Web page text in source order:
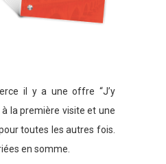
il y a une offre “J’y
à la première visite et une
toutes les autres fois.
en somme.